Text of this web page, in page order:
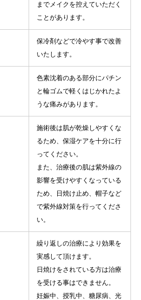
までメイクを控えていただく
ことがあります。
保冷剤などで冷やす事で改善
いたします。
色素沈着のある部分にパチン
と輪ゴムで軽くはじかれたよ
うな痛みがあります。
施術後は肌が乾燥しやすくな
るため、保湿ケアを十分に行
ってください。
また、治療後の肌は紫外線の
影響を受けやすくなっている
ため、日焼け止め、帽子など
で紫外線対策を行ってくださ
い。
繰り返しの治療により効果を
実感して頂けます。
日焼けをされている方は治療
を受ける事はできません。
妊娠中、授乳中、糖尿病、光